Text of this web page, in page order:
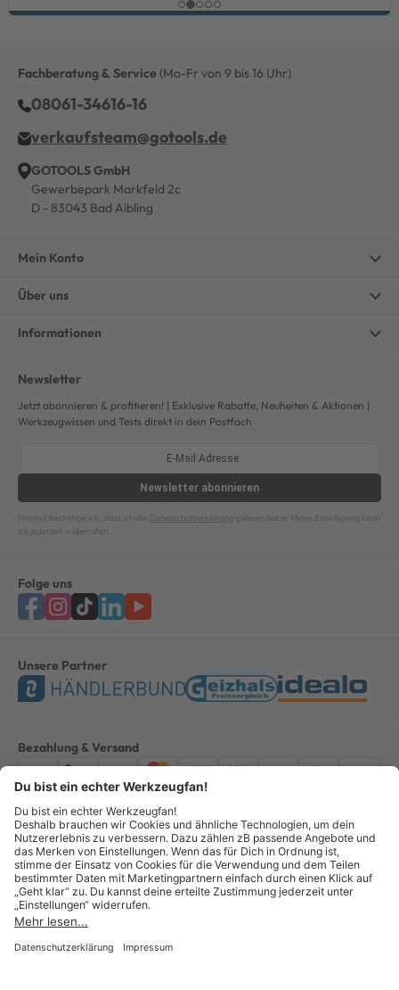
Fachberatung & Service (Mo-Fr von 9 bis 16 Uhr)
08061-34616-16
verkaufsteam@gotools.de
GOTOOLS GmbH
Gewerbepark Markfeld 2c
D - 83043 Bad Aibling
Mein Konto
Über uns
Informationen
Newsletter
Jetzt abonnieren & profitieren! | Exklusive Rabatte, Neuheiten & Aktionen |
Werkzeugwissen und Tests direkt in dein Postfach
Newsletter abonnieren
Hiermit bestätige ich, dass ich die Datenschutzerklärung gelesen habe. Meine Einwilligung kann
ich jederzeit widerrufen.
Folge uns
Unsere Partner
Bezahlung & Versand
ImpressumAGBDatenschutzWiderruf Vertrag widerrufen
Alle Preise verstehen sich inkl. ges. MwSt. *Kostenloser Versand innerhalb
Deutschlands, bei Bestellungen ab 100,00 Euro.
© Copyright 2026 GOTOOLS GmbH - Alle Rechte vorbehalten. powered by
createyourtemplate